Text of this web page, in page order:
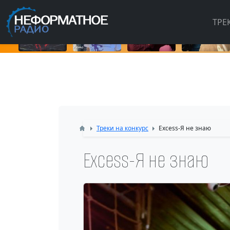
Треки на конкурс Excess-Я не знаю
Excess-Я не знаю